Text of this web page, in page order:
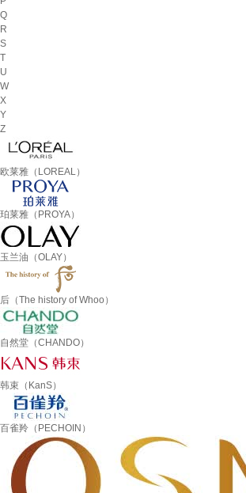
Q
R
S
T
U
W
X
Y
Z
欧莱雅（LOREAL）
珀莱雅（PROYA）
玉兰油（OLAY）
后（The history of Whoo）
自然堂（CHANDO）
韩束（KanS）
百雀羚（PECHOIN）